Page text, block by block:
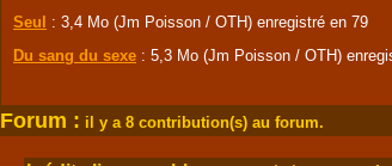
Seul
: 3,4 Mo (Jm Poisson / OTH) enregistré en 79
Du sang du sexe : 5,3 Mo (Jm Poisson / OTH)
Forum : i l y a 8 contribution(s) au forum.